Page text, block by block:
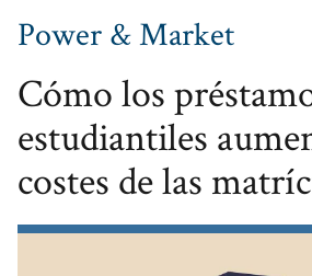
Power & Market
Cómo los
estudiantiles
costes de las